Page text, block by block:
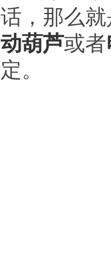
话，那么
动葫芦或者
定。